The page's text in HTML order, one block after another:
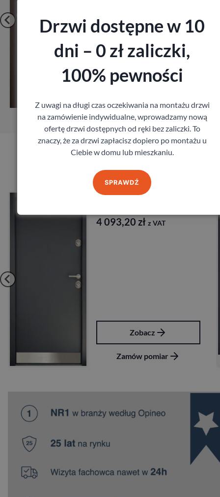
Zobacz
Drzwi Delta Magnum 58
4 093,20 zł z VAT
Zobacz
Zamów pomiar
Drzwi dostępne w 10
dni – 0 zł zaliczki,
100% pewności
Z uwagi na długi czas oczekiwania na montażu drzwi
na zamówienie indywidualne, wprowadzamy nową
ofertę drzwi dostępnych od ręki bez zaliczki. To
znaczy, że za drzwi zapłacisz dopiero po montażu u
Ciebie w domu lub mieszkaniu.
SPRAWDŹ